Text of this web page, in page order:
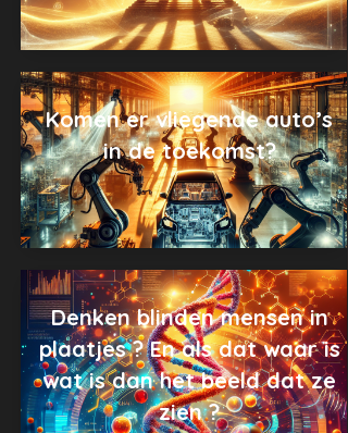
Komen er vliegende auto’s
in de toekomst?
Denken blinden mensen in
plaatjes ? En als dat waar is
wat is dan het beeld dat ze
zien ?